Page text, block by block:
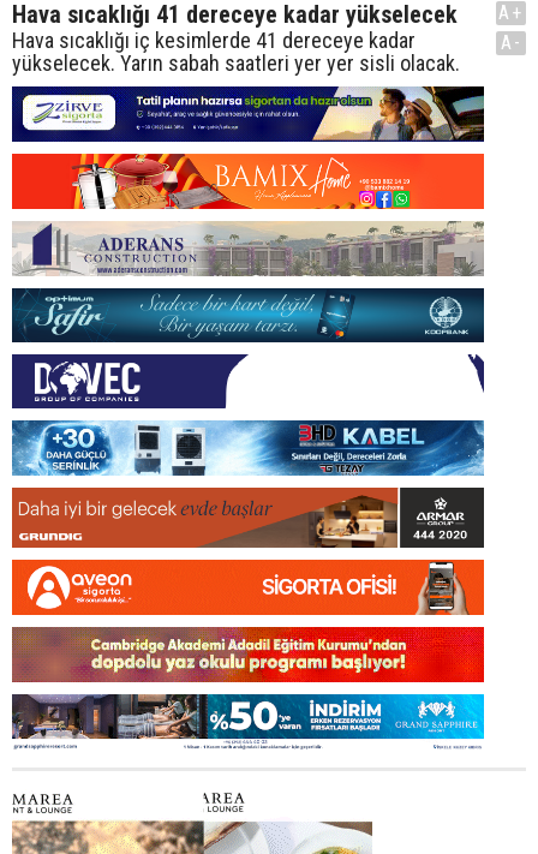
Hava sıcaklığı 41 dereceye kadar yükselecek
Hava sıcaklığı iç kesimlerde 41 dereceye kadar
yükselecek. Yarın sabah saatleri yer yer sisli olacak.
A+
A-